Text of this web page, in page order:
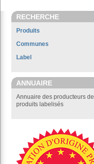
RECHERCHE
Produits
Communes
Label
ANNUAIRE
Annuaire des producteurs de
produits labelisés